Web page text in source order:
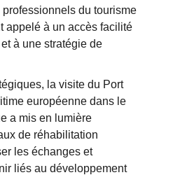
du tourisme
appelé à un accès facilité
à une stratégie de
la visite du Port
européenne dans le
a mis en lumière
de réhabilitation
les échanges et
liés au développement